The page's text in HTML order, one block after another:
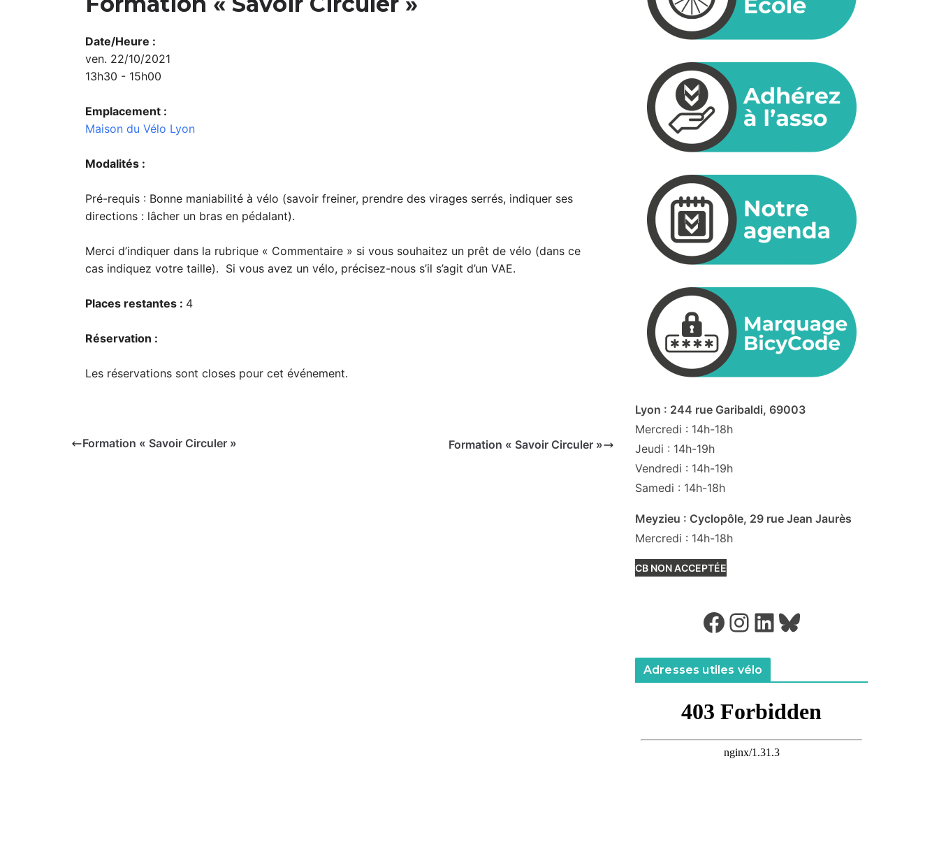
Date/Heure :
ven. 22/10/2021
13h30 - 15h00
Emplacement :
Maison du Vélo Lyon
Modalités :
Pré-requis : Bonne maniabilité à vélo (savoir freiner, prendre des virages serrés, indiquer ses
directions : lâcher un bras en pédalant).
Merci d’indiquer dans la rubrique « Commentaire » si vous souhaitez un prêt de vélo (dans ce
cas indiquez votre taille). Si vous avez un vélo, précisez-nous s’il s’agit d’un VAE.
Places restantes : 4
Réservation :
Les réservations sont closes pour cet événement.
Formation « Savoir Circuler » Formation « Savoir Circuler »
Lyon : 244 rue Garibaldi, 69003
Mercredi : 14h-18h
Jeudi : 14h-19h
Vendredi : 14h-19h
Samedi : 14h-18h
Meyzieu : Cyclopôle, 29 rue Jean Jaurès
Mercredi : 14h-18h
CB NON ACCEPTÉE
Facebook Instagram LinkedIn Bluesky
Adresses utiles vélo